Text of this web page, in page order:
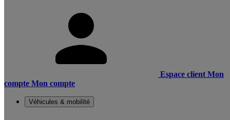
Espace client Mon
compte Mon compte
Véhicules & mobilité